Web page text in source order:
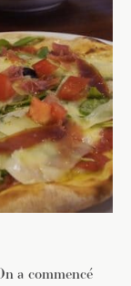
a commencé